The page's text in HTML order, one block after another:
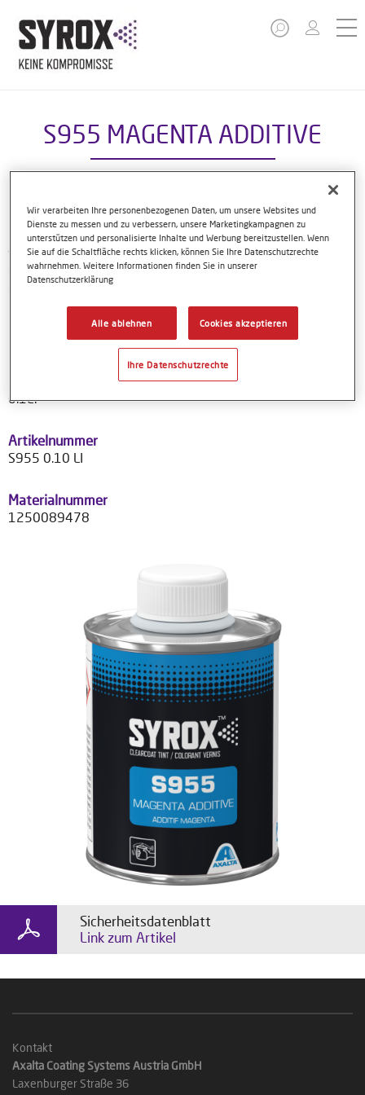
S955 MAGENTA ADDITIVE
Die eingefärbten Klarlacke von Syrox sind Teil des
kompakten Syrox Reparaturlacksystems. Die sieben
verschiedenen Zusatzmittel können mit dem S5000 HS Top
Clear oder S5200 Flex Clear zur Reparatur von eingefärbten
OEM-Lacken verwendet werden.
Produktmerkmale
0.1LT
Artikelnummer
S955 0.10 LI
Materialnummer
1250089478
Sicherheitsdatenblatt
Link zum Artikel
Kontakt
Axalta Coating Systems Austria GmbH
Laxenburger Straße 36
Wir verarbeiten Ihre personenbezogenen Daten, um unsere Websites und
Dienste zu messen und zu verbessern, unsere Marketingkampagnen zu
unterstützen und personalisierte Inhalte und Werbung bereitzustellen. Wenn
Sie auf die Schaltfläche rechts klicken, können Sie Ihre Datenschutzrechte
wahrnehmen. Weitere Informationen finden Sie in unserer
Datenschutzerklärung
Alle ablehnen Cookies akzeptieren
Ihre Datenschutzrechte